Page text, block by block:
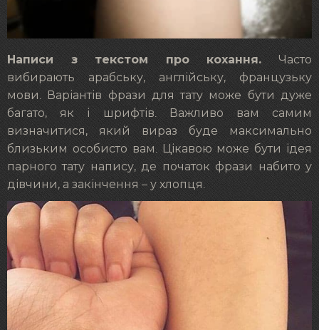
Написи з текстом про кохання. Часто
вибирають арабську, англійську, французьку
мови. Варіантів фрази для тату може бути дуже
багато, як і шрифтів. Важливо вам самим
визначитися, який вираз буде максимально
близьким особисто вам. Цікавою може бути ідея
парного тату напису, де початок фрази набито у
дівчини, а закінчення – у хлопця.